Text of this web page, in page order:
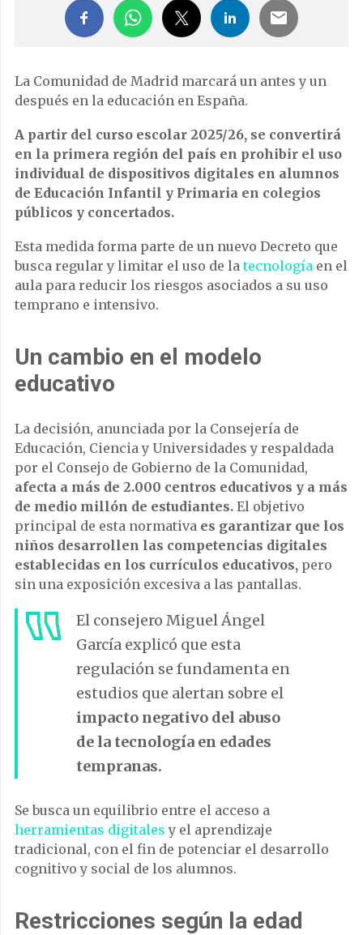
La Comunidad de Madrid marcará un antes y un
después en la educación en España.
A partir del curso escolar 2025/26, se convertirá
en la primera región del país en prohibir el uso
individual de dispositivos digitales en alumnos
de Educación Infantil y Primaria en colegios
públicos y concertados.
Esta medida forma parte de un nuevo Decreto que
busca regular y limitar el uso de latecnología en el
aula para reducir los riesgos asociados a su uso
temprano e intensivo.
Un cambio en el modelo
educativo
La decisión, anunciada por la Consejería de
Educación, Ciencia y Universidades y respaldada
por el Consejo de Gobierno de la Comunidad,
afecta a más de 2.000 centros educativos y a más
de medio millón de estudiantes. El objetivo
principal de esta normativa es garantizar que los
niños desarrollen las competencias digitales
establecidas en los currículos educativos, pero
sin una exposición excesiva a las pantallas.
El consejero Miguel Ángel
García explicó que esta
regulación se fundamenta en
estudios que alertan sobre el
impacto negativo del abuso
de la tecnología en edades
tempranas.
Se busca un equilibrio entre el acceso a
herramientas digitales y el aprendizaje
tradicional, con el fin de potenciar el desarrollo
cognitivo y social de los alumnos.
Restricciones según la edad